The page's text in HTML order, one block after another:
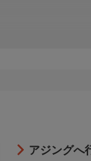
アジングへ